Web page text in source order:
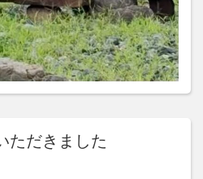
ただきました